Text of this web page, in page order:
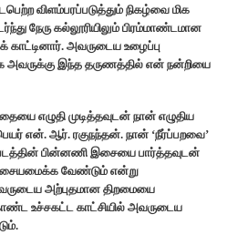
விளம்பரப்படுத்தும் நிகழ்வை மிக
நேரு கல்லூரியிலும் பிரம்மாண்டமான
காட்டினார். அவருடைய உழைப்பு
இந்த தருணத்தில் என் நன்றியை
எழுதி முடித்தவுடன் நான் எழுதிய
என். ஆர். ரகுநந்தன். நான் ‘நீர்ப்பறவை’
பின்னணி இசையை பார்த்தவுடன்
வேண்டும் என்று
அற்புதமான திறமையை
உச்சகட்ட காட்சியில் அவருடைய